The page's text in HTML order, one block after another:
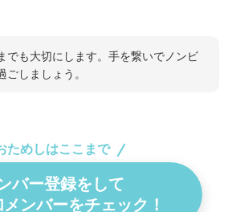
でも大切にします。手を繋いでノンビ
ごしましょう。
ためしはここまで
バー登録をして
ンバーをチェック！